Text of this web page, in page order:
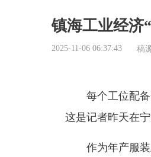
镇海工业经济
2025-11-06 06:37:43 稿
每个工位配备
这是记者昨天在
作为年产服装